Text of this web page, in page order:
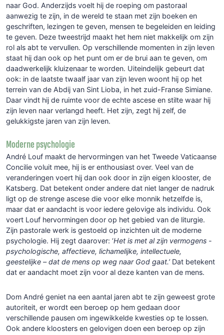
naar God. Anderzijds voelt hij de roeping om pastoraal
aanwezig te zijn, in de wereld te staan met zijn boeken en
geschriften, lezingen te geven, mensen te begeleiden en leiding
te geven. Deze tweestrijd maakt het hem niet makkelijk om zijn
rol als abt te vervullen. Op verschillende momenten in zijn leven
staat hij dan ook op het punt om er de brui aan te geven, om
daadwerkelijk kluizenaar te worden. Uiteindelijk gebeurt dat
ook: in de laatste twaalf jaar van zijn leven woont hij op het
terrein van de Abdij van Sint Lioba, in het zuid-Franse Simiane.
Daar vindt hij de ruimte voor de echte ascese en stilte waar hij
zijn leven naar verlangd heeft. Het zijn, zegt hij zelf, de
gelukkigste jaren van zijn leven.
Moderne psychologie
André Louf maakt de hervormingen van het Tweede Vaticaanse
Concilie voluit mee, hij is er enthousiast over. Veel van de
veranderingen voert hij dan ook door in zijn eigen klooster, de
Katsberg. Dat betekent onder andere dat niet langer de nadruk
ligt op de strenge ascese die voor elke monnik hetzelfde is,
maar dat er aandacht is voor iedere gelovige als individu. Ook
voert Louf hervormingen door op het gebied van de liturgie.
Zijn pastorale werk is gestoeld op inzichten uit de moderne
psychologie. Hij zegt daarover: ‘Het is met al zijn vermogens -
psychologische, affectieve, lichamelijke, intellectuele,
geestelijke – dat de mens op weg naar God gaat.’ Dat betekent
dat er aandacht moet zijn voor al deze kanten van de mens.
Dom André geniet na een aantal jaren abt te zijn geweest grote
autoriteit, er wordt een beroep op hem gedaan door
verschillende pausen om ingewikkelde kwesties op te lossen.
Ook andere kloosters en gelovigen doen een beroep op zijn